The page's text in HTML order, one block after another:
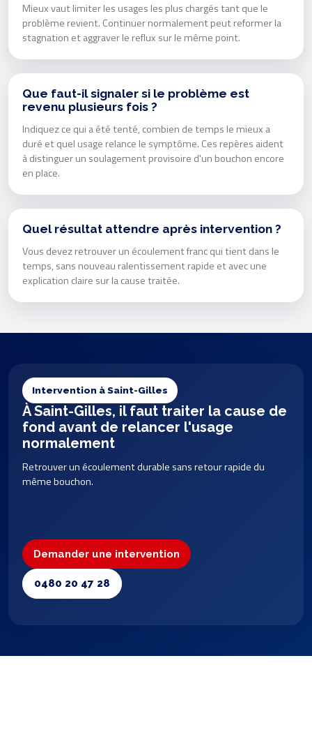
Mieux vaut limiter les usages les plus chargés tant que le
problème revient. Continuer normalement peut reformer la
stagnation et aggraver le reflux sur le même point.
Que faut-il signaler si le problème est
revenu plusieurs fois ?
Indiquez ce qui a été tenté, combien de temps le mieux a
duré et quel usage relance le symptôme. Ces repères aident
à distinguer un soulagement provisoire d'un bouchon encore
en place.
Quel résultat attendre après intervention ?
Vous devez retrouver un écoulement franc qui tient dans le
temps, sans nouveau ralentissement rapide et avec une
explication claire sur la cause traitée.
Intervention à Saint-Gilles
À Saint-Gilles, il faut traiter la cause de
fond avant de relancer l'usage
normalement
Retrouver un écoulement durable sans retour rapide du
même bouchon.
Demander une intervention
0480 20 47 28